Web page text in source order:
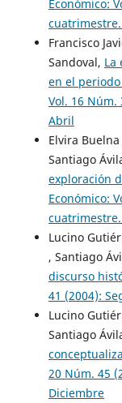
Económico:
Francisco
Sandoval, La
en el
Vol. 16
Abril
Elvira
Santiago
exploración
Económico:
Lucino
, Santiago
discurso
41 (2004):
Lucino
Santiago
20 Núm. 45
Diciembre